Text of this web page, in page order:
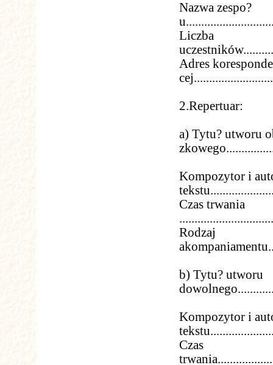
Nazwa zespo?
Liczba
Adres
2.Repertuar:
a) Tytu? utworu
Kompozytor i
Czas trwania
Rodzaj
b) Tytu? utworu
Kompozytor i
Czas